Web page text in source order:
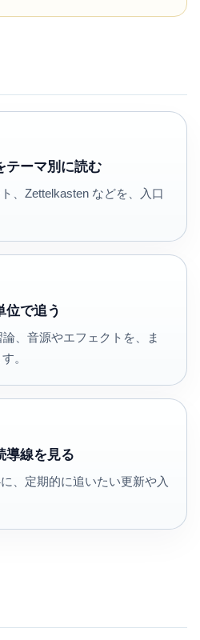
テーマ別に読む
、Zettelkasten などを、入口
位で追う
、音源やエフェクトを、ま
。
導線を見る
、定期的に追いたい更新や入